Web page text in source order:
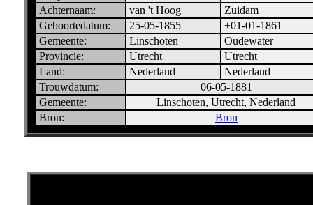
Achternaam:
van 't Hoog
Zuidam
Geboortedatum:
25-05-1855
±01-01-1861
Gemeente:
Linschoten
Oudewater
Provincie:
Utrecht
Utrecht
Land:
Nederland
Nederland
Trouwdatum:
06-05-1881
Gemeente:
Linschoten, Utrecht, Nederland
Bron:
Bron